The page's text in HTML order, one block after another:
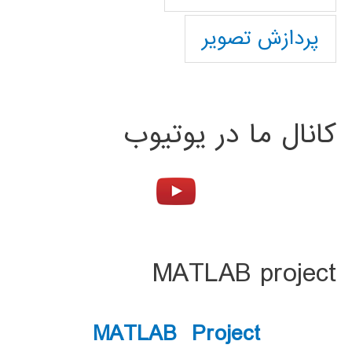
پردازش تصویر
کانال ما در یوتیوب
MATLAB project
MATLAB Project